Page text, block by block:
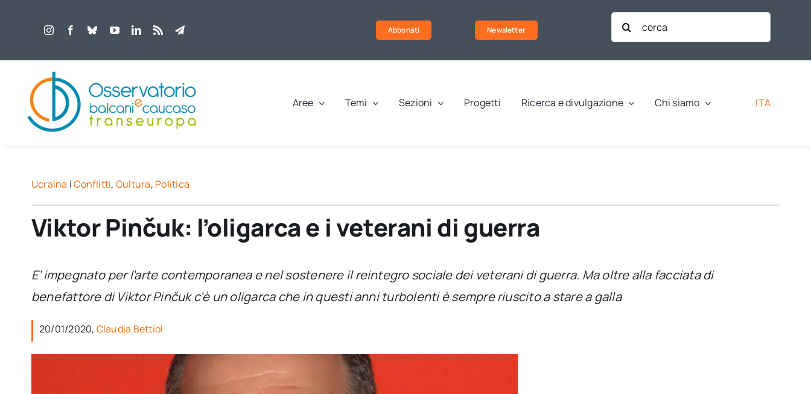
Abbonati Newsletter
Cerca
per:
Aree Temi Sezioni Progetti Ricerca e divulgazione Chi siamo ITA
Ucraina |Conflitti, Cultura, Politica
Viktor Pinčuk: l’oligarca e i veterani di guerra
E’ impegnato per l’arte contemporanea e nel sostenere il reintegro sociale dei veterani di guerra. Ma oltre alla facciata di
benefattore di Viktor Pinčuk c’è un oligarca che in questi anni turbolenti è sempre riuscito a stare a galla
20/01/2020, Claudia Bettiol